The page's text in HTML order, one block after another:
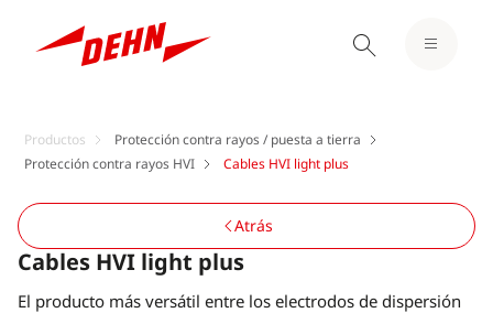
Productos
Protección contra rayos / puesta a tierra
Protección contra rayos HVI
Cables HVI light plus
Cables HVI light plus
El producto más versátil entre los electrodos de dispersión
Atrás